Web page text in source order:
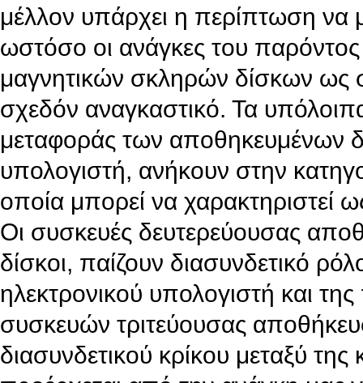
μέλλον υπάρχει η περίπτωση να
ωστόσο οι ανάγκες του
μαγνητικών σκληρών δίσκων ως
σχεδόν αναγκαστικό. Τα
μεταφοράς των αποθηκευμένων
υπολογιστή, ανήκουν στην
οποία μπορεί να χαρακτηριστεί
Οι συσκευές δευτερεύουσας
δίσκοι, παίζουν διασυνδετικό
ηλεκτρονικού υπολογιστή και
συσκευών τριτεύουσας
διασυνδετικού κρίκου μεταξύ